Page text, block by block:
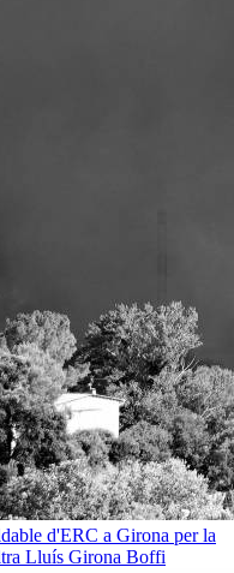
d'ERC a Girona per la
Lluís Girona Boffi